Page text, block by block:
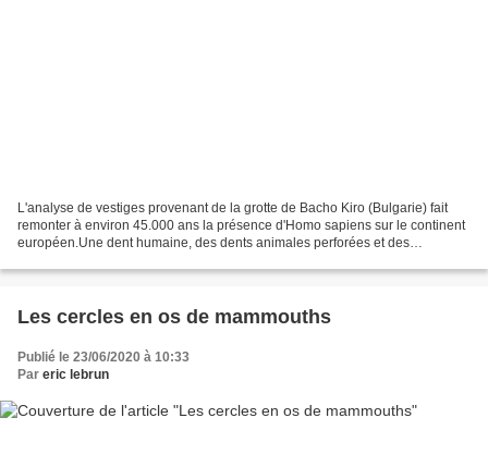
L'analyse de vestiges provenant de la grotte de Bacho Kiro (Bulgarie) fait
remonter à environ 45.000 ans la présence d'Homo sapiens sur le continent
européen.Une dent humaine, des dents animales perforées et des
Les cercles en os de mammouths
Publié le 23/06/2020 à 10:33
Par eric lebrun